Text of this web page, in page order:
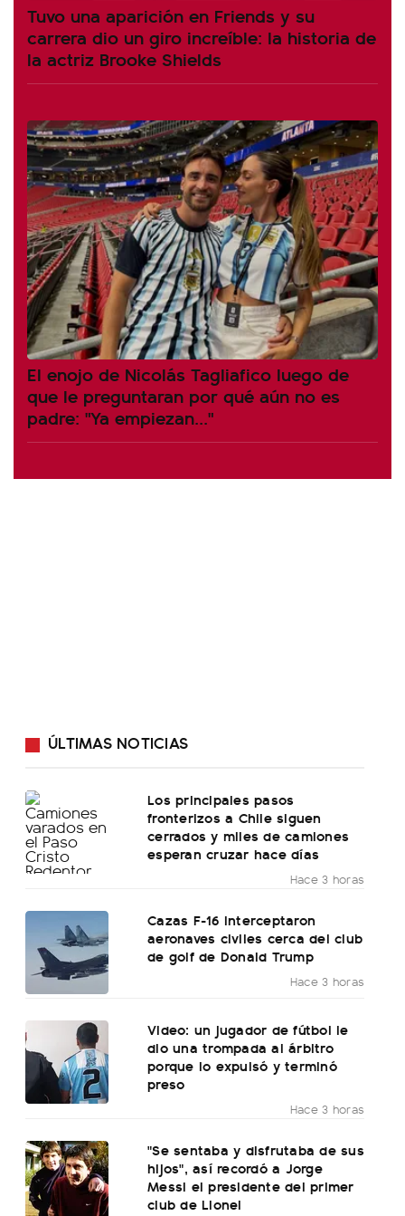
Tuvo una aparición en Friends y su
carrera dio un giro increíble: la historia de
la actriz Brooke Shields
El enojo de Nicolás Tagliafico luego de
que le preguntaran por qué aún no es
padre: "Ya empiezan..."
ÚLTIMAS NOTICIAS
Los principales pasos
fronterizos a Chile siguen
cerrados y miles de camiones
esperan cruzar hace días
Hace 3 horas
Cazas F-16 interceptaron
aeronaves civiles cerca del club
de golf de Donald Trump
Hace 3 horas
Video: un jugador de fútbol le
dio una trompada al árbitro
porque lo expulsó y terminó
preso
Hace 3 horas
"Se sentaba y disfrutaba de sus
hijos", así recordó a Jorge
Messi el presidente del primer
club de Lionel